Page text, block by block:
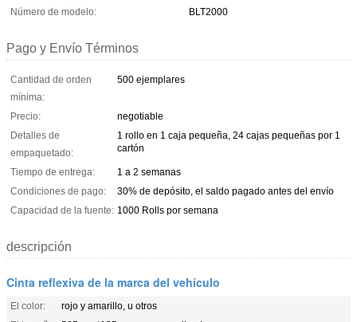
Número de modelo:
BLT2000
Pago y Envío Términos
Cantidad de orden
mínima:
500 ejemplares
Precio:
negotiable
Detalles de
empaquetado:
1 rollo en 1 caja pequeña, 24 cajas pequeñas por 1
cartón
Tiempo de entrega:
1 a 2 semanas
Condiciones de pago:
30% de depósito, el saldo pagado antes del envío
Capacidad de la fuente: 1000 Rolls por semana
descripción
Cinta reflexiva de la marca del vehículo
El color:
rojo y amarillo, u otros